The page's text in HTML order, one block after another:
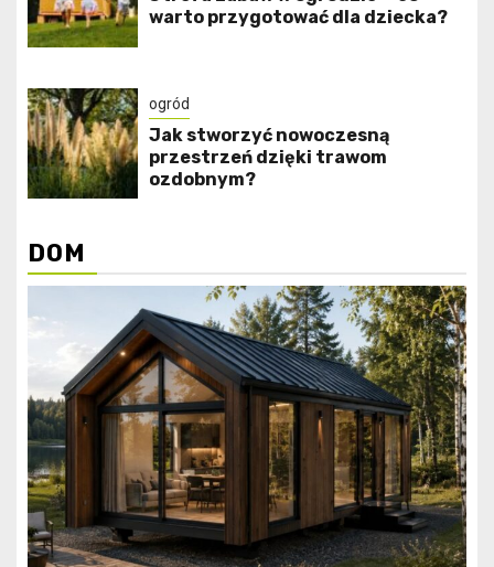
warto przygotować dla dziecka?
ogród
Jak stworzyć nowoczesną
przestrzeń dzięki trawom
ozdobnym?
DOM